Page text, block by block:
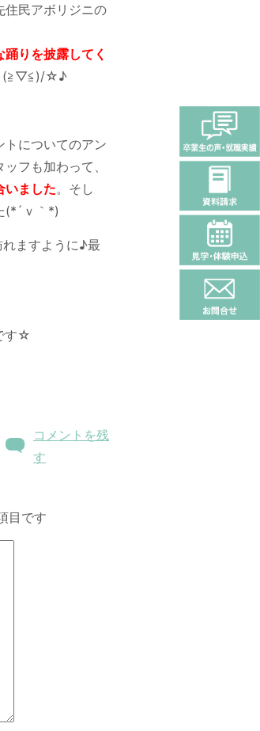
住民アボリジニの
りを披露してく
(≧▽≦)/☆♪
トについてのアン
ッフも加わって、
いました。そし
(*´ｖ｀*)
ますように♪最
す☆
コメントを残
す
目です